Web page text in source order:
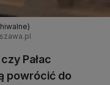
Pałac
powrócić do